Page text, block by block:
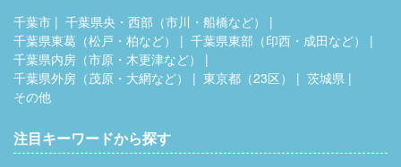
千葉市
千葉県央・西部（市川・船橋など）
千葉県東葛（松戸・柏など）
千葉県東部（印西・成田など）
千葉県内房（市原・木更津など）
千葉県外房（茂原・大網など）
東京都（23区）
茨城県
その他
注目キーワードから探す